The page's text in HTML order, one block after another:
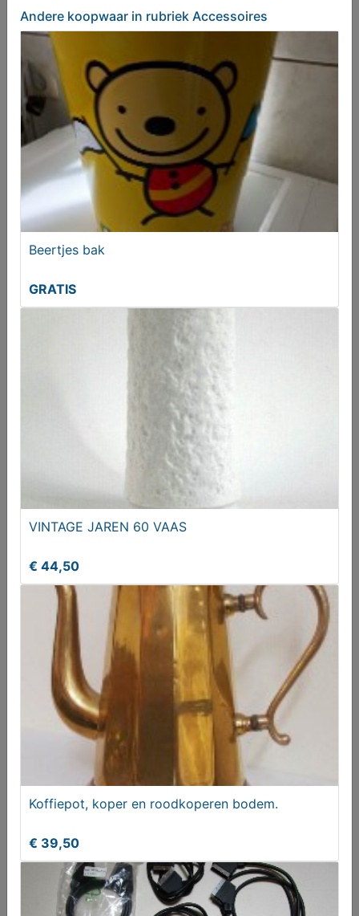
Rug zakken
T.e.a.b.
Abstract Art Quartz Clock Klok
€ 4,95
GRATIS
Andere koopwaar in rubriek Accessoires
Beertjes bak
GRATIS
VINTAGE JAREN 60 VAAS
€ 44,50
Koffiepot, koper en roodkoperen bodem.
€ 39,50